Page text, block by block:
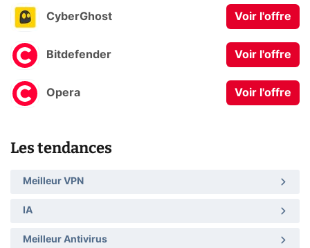
CyberGhost Voir l'offre
Bitdefender Voir l'offre
Opera Voir l'offre
Les tendances
Meilleur VPN
IA
Meilleur Antivirus